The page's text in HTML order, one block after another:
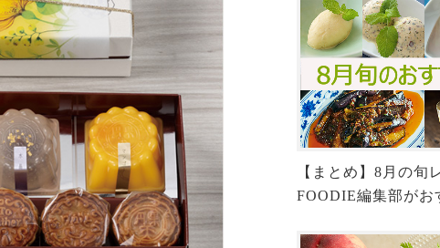
【まとめ】8月の旬
FOODIE編集部がお